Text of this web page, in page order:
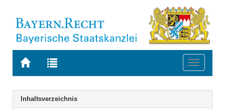
Zur
BAYERN.RECHT
Zur
letzten
Suche
Toggle
Navigation
Inhaltsverzeichnis